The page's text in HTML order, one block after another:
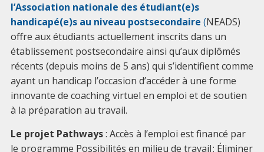
l’Association nationale des étudiant(e)s
handicapé(e)s au niveau postsecondaire (NEADS)
offre aux étudiants actuellement inscrits dans un
établissement postsecondaire ainsi qu’aux diplômés
récents (depuis moins de 5 ans) qui s’identifient comme
ayant un handicap l’occasion d’accéder à une forme
innovante de coaching virtuel en emploi et de soutien
à la préparation au travail.
Le projet Pathways: Accès à l’emploi est financé par
le programme Possibilités en milieu de travail : Éliminer